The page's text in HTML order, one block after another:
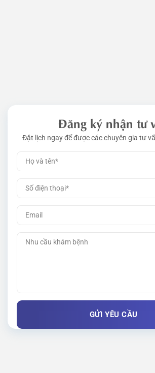
Đăng kí ngay để được các chuyên gia tư
Đăng ký nhận tư
Đặt lịch ngay để được các chuyên gia tư